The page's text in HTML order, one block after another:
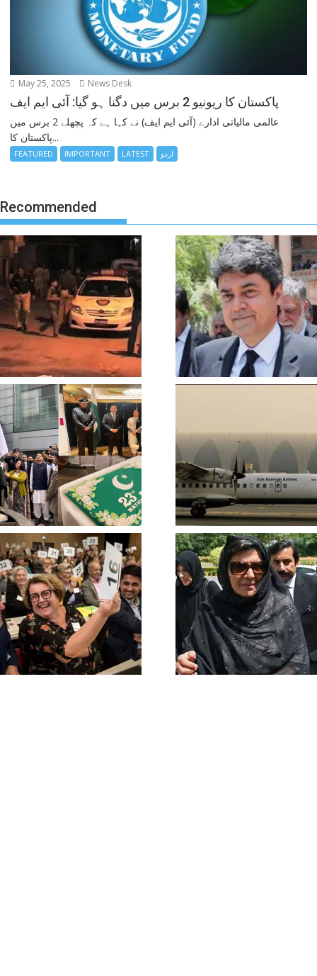
May 25, 2025 News Desk
پاکستان کا ریونیو 2 برس میں دگنا ہو گیا: آئی ایم ایف
عالمی مالیاتی ادارے (آئی ایم ایف) نے کہا ہے کہ پچھلے 2 برس میں
پاکستان کا...
FEATURED IMPORTANT LATEST اردو
Recommended